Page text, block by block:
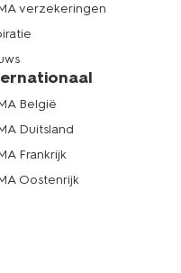
verzekeringen
België
Duitsland
Frankrijk
Oostenrijk